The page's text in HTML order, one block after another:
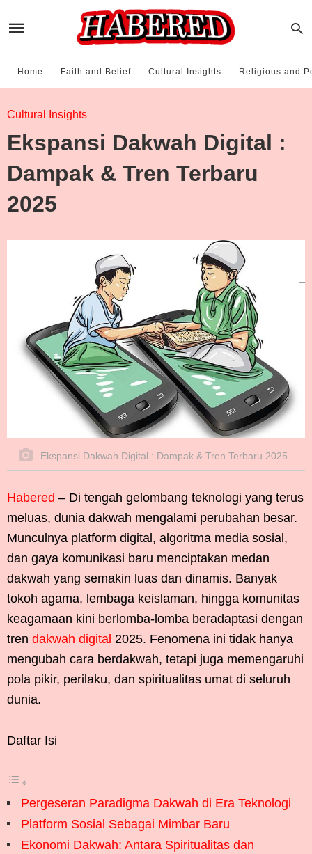
Home Faith and Belief Cultural Insights Religious and
Cultural Insights
Ekspansi Dakwah Digital :
Dampak & Tren Terbaru
2025
Ekspansi Dakwah Digital : Dampak & Tren Terbaru 2025
Habered – Di tengah gelombang teknologi yang terus
meluas, dunia dakwah mengalami perubahan besar.
Munculnya platform digital, algoritma media sosial,
dan gaya komunikasi baru menciptakan medan
dakwah yang semakin luas dan dinamis. Banyak
tokoh agama, lembaga keislaman, hingga komunitas
keagamaan kini berlomba-lomba beradaptasi dengan
tren dakwah digital 2025. Fenomena ini tidak hanya
mengubah cara berdakwah, tetapi juga memengaruhi
pola pikir, perilaku, dan spiritualitas umat di seluruh
dunia.
Daftar Isi
Pergeseran Paradigma Dakwah di Era Teknologi
Platform Sosial Sebagai Mimbar Baru
Ekonomi Dakwah: Antara Spiritualitas dan